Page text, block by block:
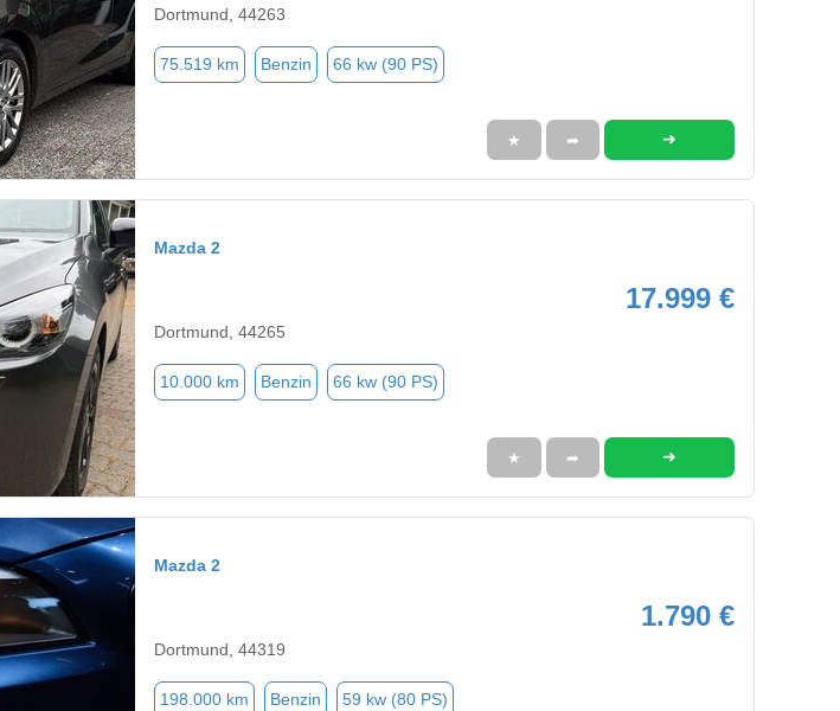
Dortmund, 44263
75.519 km Benzin 66 kw (90 PS)
★ ➦ ➜
Mazda 2
17.999 €
Dortmund, 44265
10.000 km Benzin 66 kw (90 PS)
★ ➦ ➜
Mazda 2
1.790 €
Dortmund, 44319
198.000 km Benzin 59 kw (80 PS)